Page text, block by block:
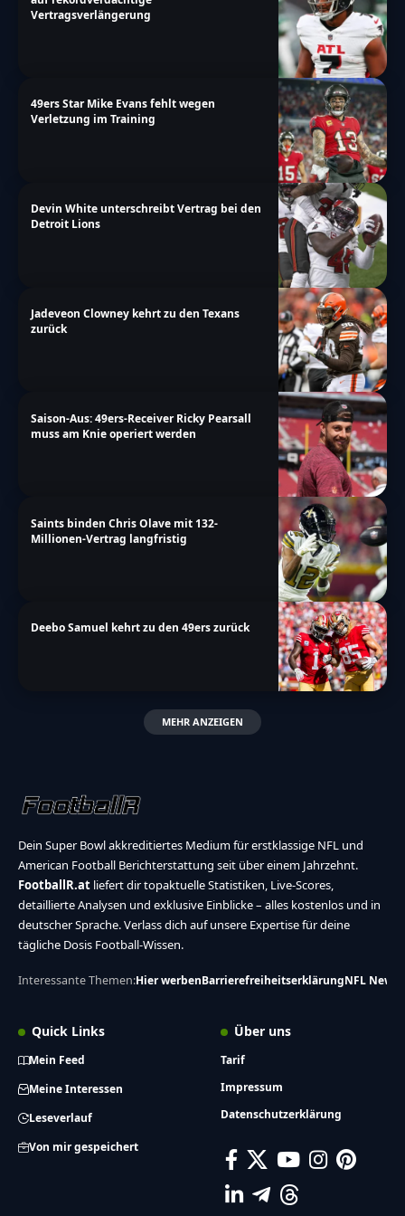
votes":"Stimmen","single-
story\/nfl-divisional-round-spielplan-ausblick-
afc-noch-gaenzlich-offen"}
Vertragsverlängerung
49ers Star Mike Evans fehlt wegen
Verletzung im Training
Devin White unterschreibt Vertrag bei den
Detroit Lions
Jadeveon Clowney kehrt zu den Texans
zurück
Saison-Aus: 49ers-Receiver Ricky Pearsall
muss am Knie operiert werden
Saints binden Chris Olave mit 132-
Millionen-Vertrag langfristig
Deebo Samuel kehrt zu den 49ers zurück
MEHR ANZEIGEN
Dein Super Bowl akkreditiertes Medium für erstklassige NFL und
American Football Berichterstattung seit über einem Jahrzehnt.
FootballR.at liefert dir topaktuelle Statistiken, Live-Scores,
detaillierte Analysen und exklusive Einblicke – alles kostenlos und in
deutscher Sprache. Verlass dich auf unsere Expertise für deine
tägliche Dosis Football-Wissen.
Interessante Themen:Hier werbenBarrierefreiheitserklärungNFL News
Quick Links
Mein Feed
Meine Interessen
Leseverlauf
Von mir gespeichert
Über uns
Tarif
Impressum
Datenschutzerklärung